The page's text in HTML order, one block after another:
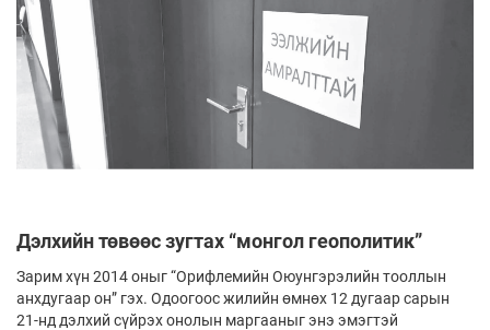
Дэлхийн төвөөс зугтах “монгол геополитик”
Зарим хүн 2014 оныг “Орифлемийн Оюун­гэрэлийн тооллын
анхдугаар он” гэх. Одоогоос жилийн өмнөх 12 дугаар сарын
21-нд дэлхий сүйрэх оно­лын маргааныг энэ эмэгтэй